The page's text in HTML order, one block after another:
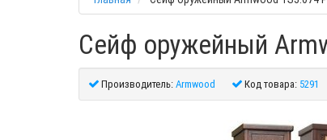
Сейф оружейный
Производитель:Armwood Код товара: 5291